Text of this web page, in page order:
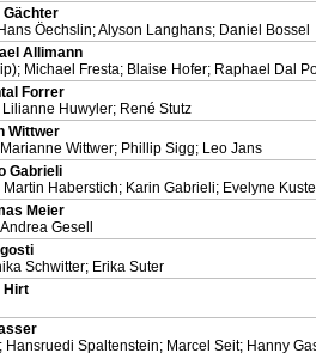
Gächter
Öechslin; Alyson Langhans; Daniel Bossel
Allimann
Michael Fresta; Blaise Hofer; Raphael Dal
Forrer
Huwyler; René Stutz
Wittwer
Wittwer; Phillip Sigg; Leo Jans
Gabrieli
Haberstich; Karin Gabrieli; Evelyne
Meier
Gesell
Schwitter; Erika Suter
Hirt
Hansruedi Spaltenstein; Marcel Seit; Hanny